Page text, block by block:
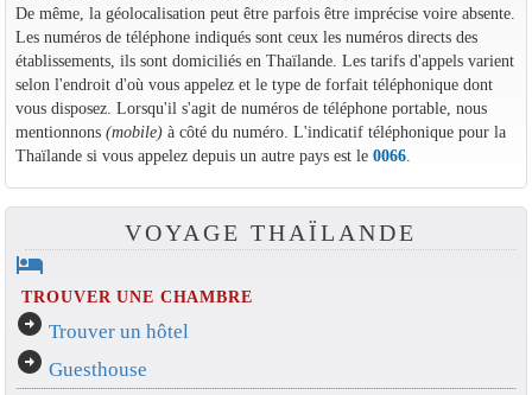
De même, la géolocalisation peut être parfois être imprécise voire absente.
Les numéros de téléphone indiqués sont ceux les numéros directs des
établissements, ils sont domiciliés en Thaïlande. Les tarifs d'appels varient
selon l'endroit d'où vous appelez et le type de forfait téléphonique dont
vous disposez. Lorsqu'il s'agit de numéros de téléphone portable, nous
mentionnons (mobile)à côté du numéro. L'indicatif téléphonique pour la
Thaïlande si vous appelez depuis un autre pays est le 0066.
VOYAGE THAÏLANDE
hotel
TROUVER UNE CHAMBRE
arrow_circle_right Trouver un hôtel
arrow_circle_right Guesthouse